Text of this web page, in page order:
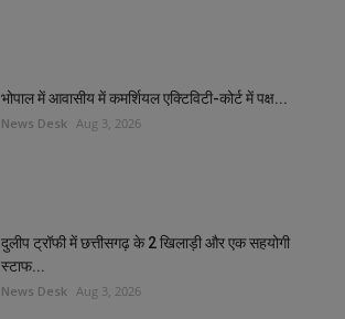
भोपाल में आवासीय में कमर्शियल एक्टिविटी-कोर्ट में पक्ष...
News Desk Aug 3, 2026
दुलीप ट्रॉफी में छत्तीसगढ़ के 2 खिलाड़ी और एक सहयोगी
स्टाफ...
News Desk Aug 3, 2026